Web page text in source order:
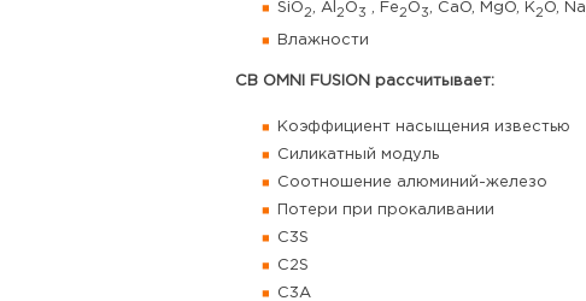
SiO 2 , Al 2 O3 , Fe 2 O3 , CaO, MgO, K 2 O, Na
Влажности
CB OMNI FUSION рассчитывает:
Коэффициент насыщения известью
Силикатный модуль
Соотношение алюминий-железо
Потери при прокаливании
C3S
C2S
C3A